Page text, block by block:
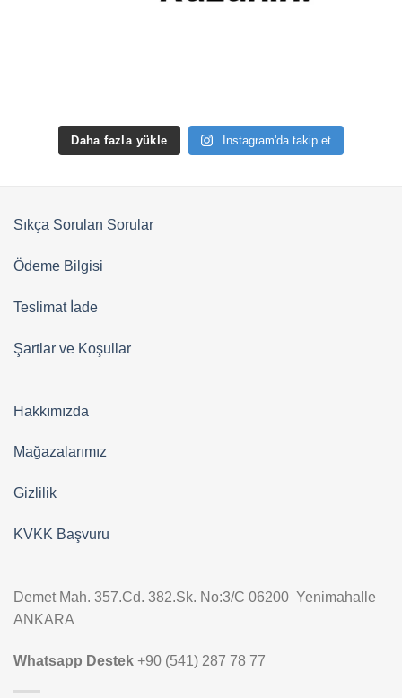
Daha fazla yükle Instagram'da takip et
Sıkça Sorulan Sorular
Ödeme Bilgisi
Teslimat İade
Şartlar ve Koşullar
Hakkımızda
Mağazalarımız
Gizlilik
KVKK Başvuru
Demet Mah. 357.Cd. 382.Sk. No:3/C 06200 Yenimahalle
ANKARA
Whatsapp Destek +90 (541) 287 78 77